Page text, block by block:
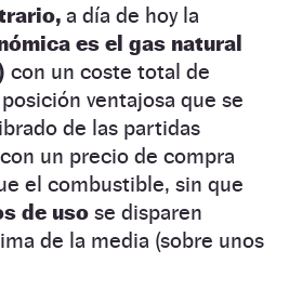
a día de hoy la
es el gas natural
con un coste total de
ventajosa que se
de las partidas
un precio de compra
el combustible, sin que
de uso se disparen
de la media (sobre unos